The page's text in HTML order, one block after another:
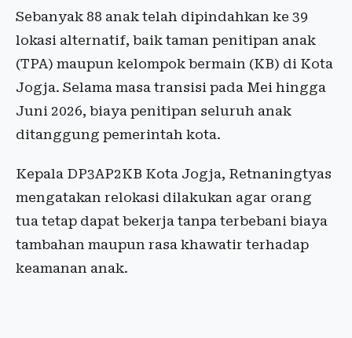
Sebanyak 88 anak telah dipindahkan ke 39
lokasi alternatif, baik taman penitipan anak
(TPA) maupun kelompok bermain (KB) di Kota
Jogja. Selama masa transisi pada Mei hingga
Juni 2026, biaya penitipan seluruh anak
ditanggung pemerintah kota.
Kepala DP3AP2KB Kota Jogja, Retnaningtyas
mengatakan relokasi dilakukan agar orang
tua tetap dapat bekerja tanpa terbebani biaya
tambahan maupun rasa khawatir terhadap
keamanan anak.